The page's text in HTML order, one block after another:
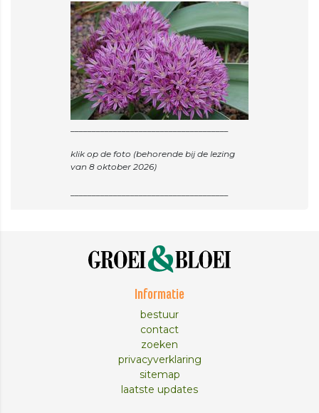
klik op de foto (behorende bij de lezing
van 8 oktober 2026)
Informatie
bestuur
contact
zoeken
privacyverklaring
sitemap
laatste updates